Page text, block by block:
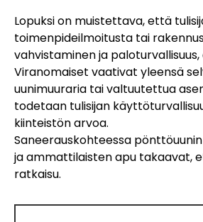
Lopuksi on muistettava, että
toimenpideilmoitusta tai
vahvistaminen ja
Viranomaiset vaativat yleensä
uunimuuraria tai valtuutettua
todetaan tulisijan
kiinteistön arvoa.
Saneerauskohteessa
ja ammattilaisten apu takaavat,
ratkaisu.